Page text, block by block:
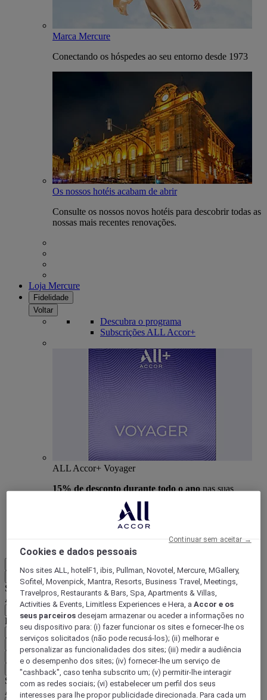
Marca Mercure
Conectando os hóspedes ao seu entorno desde 1973
Os nossos hotéis acabam de abrir
Consulte os nossos novos hotéis para descobrir todas as
nossas mais recentes renovações.
Loja Mercure
Fidelidade
Voltar
Descubra o programa
Subscrições ALL Accor+
ALL Accor+ Voyager
15% de desconto durante todo o anonas suas
estadias em +30 marcas
Voltar
Selecione o seu país e idioma abaixo
Área geográfica
País/região-idioma
Confirmar o meu país e idioma
EUR
(€)
Voltar
Selecione a moeda abaixo
Área geográfica
Cookies e dados pessoais
Nos sites ALL, hotelF1, ibis, Pullman, Novotel, Mercure, MGallery,
Sofitel, Movenpick, Mantra, Resorts, Business Travel, Meetings,
Travelpros, Restaurants & Bars, Spa, Apartments & Villas,
Activities & Events, Limitless Experiences e Hera, aAccor e os
seus parceiros desejam armazenar ou aceder a informações no
seu dispositivo para: (i) fazer funcionar os sites e fornecer-lhe os
serviços solicitados (não pode recusá-los); (ii) melhorar e
personalizar as funcionalidades dos sites; (iii) medir a audiência
e o desempenho dos sites; (iv) fornecer-lhe um serviço de
"cashback", caso tenha subscrito um; (v) permitir-lhe interagir
com as redes sociais; (vi) estabelecer um perfil dos seus
interesses para lhe propor publicidade direcionada. Para cada um
Continuar sem aceitar →